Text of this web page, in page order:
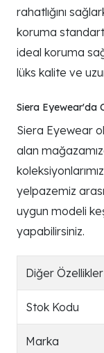
rahatlığını
koruma
ideal koruma
lüks kalite ve
Siera Eyewear'da
Siera Eyewear
alan
yelpazemiz
uygun modeli
yapabilirsiniz.
Diğer Özellikler
Stok Kodu
Marka